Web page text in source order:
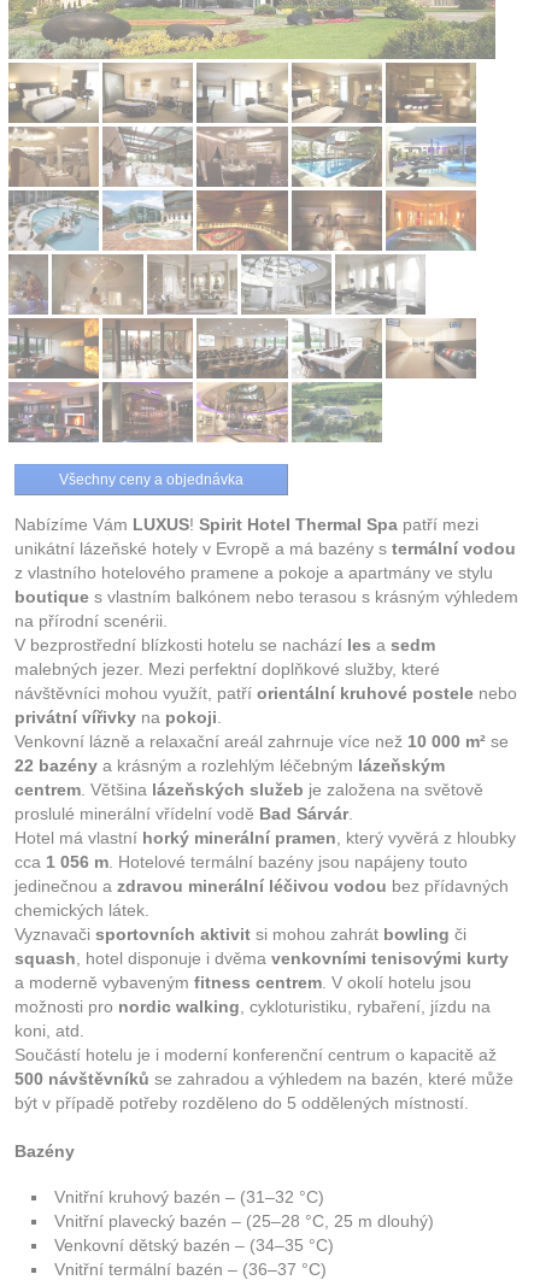
Všechny ceny a objednávka
Nabízíme Vám LUXUS! Spirit Hotel Thermal Spa patří mezi
unikátní lázeňské hotely v Evropě a má bazény s termální vodou
z vlastního hotelového pramene a pokoje a apartmány ve stylu
boutique s vlastním balkónem nebo terasou s krásným výhledem
na přírodní scenérii.
V bezprostřední blízkosti hotelu se nachází les a sedm
malebných jezer. Mezi perfektní doplňkové služby, které
návštěvníci mohou využít, patří orientální kruhové postele nebo
privátní vířivky na pokoji
Venkovní lázně a relaxační areál zahrnuje více než 10 000 m² se
22 bazény a krásným a rozlehlým léčebným lázeňským
centrem . Většina lázeňských služeb je založena na světově
proslulé minerální vřídelní vodě Bad Sárvár.
Hotel má vlastní horký minerální pramen , který vyvěrá z hloubky
cca 1 056 m . Hotelové termální bazény jsou napájeny touto
jedinečnou a zdravou minerální léčivou vodou bez přídavných
chemických látek.
Vyznavači sportovních aktivit si mohou zahrát bowling či
squash , hotel disponuje i dvěma venkovními tenisovými kurty
a moderně vybaveným fitness centrem . V okolí hotelu jsou
možnosti pro nordic walking , cykloturistiku, rybaření, jízdu na
koni, atd.
Součástí hotelu je i moderní konferenční centrum o kapacitě až
500 návštěvníků se zahradou a výhledem na bazén, které může
být v případě potřeby rozděleno do 5 oddělených místností.
Bazény
Vnitřní kruhový bazén – (31–32 °C)
Vnitřní plavecký bazén – (25–28 °C, 25 m dlouhý)
Venkovní dětský bazén – (34–35 °C)
Vnitřní termální bazén – (36–37 °C)